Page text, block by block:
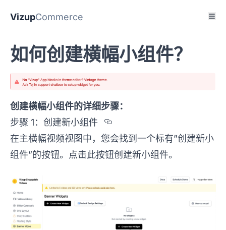
VizupCommerce
如何创建横幅小组件？
创建横幅小组件的详细步骤：
步骤 1：创建新小组件
Section titled
在主横幅视频视图中，您会找到一个标有”创建新小
组件”的按钮。点击此按钮创建新小组件。